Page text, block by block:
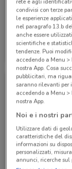
Alpitour
Scade il 31/10
rete e agli
condivisi con terze
le esperienze
nel paragrafo 13.b
anche essere
scientifiche e
tendenze. Puoi
accedendo a Menu
nostra App. Cosa
pubblicitari, ma
saranno rilevanti per
accedendo a Menu
nostra App.
Noi e i nostri
Utilizzare dati di
caratteristiche del
informazioni su
personalizzati,
annunci, ricerche sul